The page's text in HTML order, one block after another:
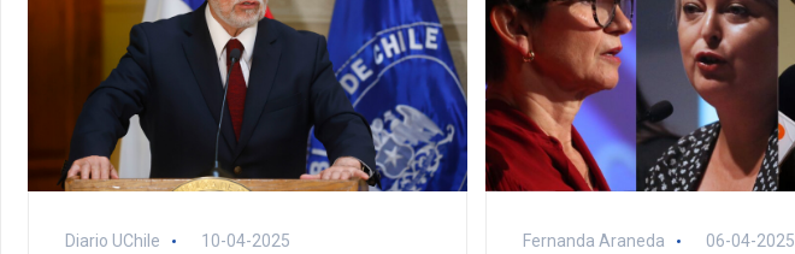
Diario UChile 10-04-2025 Fernanda Araneda 06-04-2025